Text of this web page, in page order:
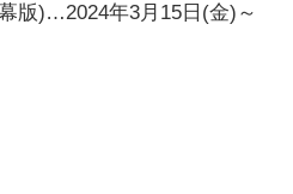
版)…2024年3月15日(金)～